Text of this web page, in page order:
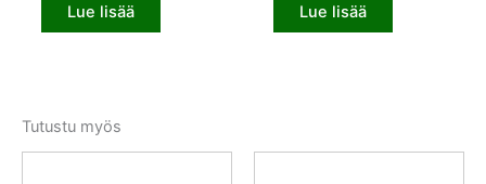
Lue lisää Lue lisää
Tutustu myös